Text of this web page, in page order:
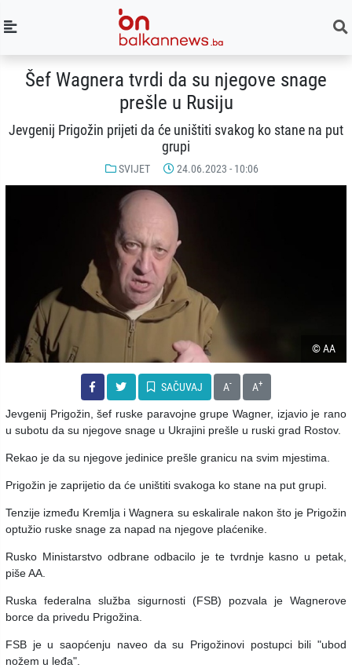
Šef Wagnera tvrdi da su njegove snage
prešle u Rusiju
Jevgenij Prigožin prijeti da će uništiti svakog ko stane na put
grupi
SVIJET 24.06.2023 - 10:06
© AA
SAČUVAJ A- A+
Jevgenij Prigožin, šef ruske paravojne grupe Wagner, izjavio je rano
u subotu da su njegove snage u Ukrajini prešle u ruski grad Rostov.
Rekao je da su njegove jedinice prešle granicu na svim mjestima.
Prigožin je zaprijetio da će uništiti svakoga ko stane na put grupi.
Tenzije između Kremlja i Wagnera su eskalirale nakon što je Prigožin
optužio ruske snage za napad na njegove plaćenike.
Rusko Ministarstvo odbrane odbacilo je te tvrdnje kasno u petak,
piše AA.
Ruska federalna služba sigurnosti (FSB) pozvala je Wagnerove
borce da privedu Prigožina.
FSB je u saopćenju naveo da su Prigožinovi postupci bili "ubod
nožem u leđa".